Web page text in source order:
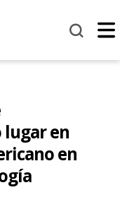
en
en